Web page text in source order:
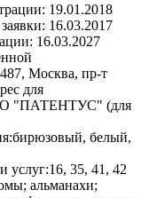
19.01.2018
16.03.2017
16.03.2027
Москва, пр-т
для
"ПАТЕНТУС" (для
бирюзовый, белый,
услуг:16, 35, 41, 42
подставки для пивных кружек; подставки для ручек и карандашей; подставки для фотографий; подушечки для стирания; подушечки чернильные; подушечки штемпельные; полосы клейкие для скрепления переплетов [переплетное дело]; полотенца для рук бумажные; полотно для нанесения краски в машинах для репродуцирования документов; полотно для нанесения краски в множительных аппаратах; полотно для переплетных работ; полотно клейкое для канцелярских целей; полотно офсетное нетекстильное; портреты; пресс-папье; приборы письменные; приборы чернильные; принадлежности для художников и материалы для рисования; принадлежности конторские, за исключением мебели; принадлежности письменные; принадлежности пишущие; принадлежности чертежные; принадлежности школьные [канцелярские товары]; приспособления для подачи клейкой ленты [офисные принадлежности]; приспособления для приклеивания этикеток ручные; продукция печатная; произведения искусства литографические; проспекты; расписания печатные; регистры; реглеты типографские; реестры; резинки для стирания; резинки офисные; рейсшины чертежные; репродукции графические; ручки перьевые; ручки-маркеры [канцелярские принадлежности]; салфетки бумажные для снятия макияжа; салфетки косметические бумажные; салфетки под столовые приборы бумажные; салфетки столовые бумажные; скатерти бумажные; скобы канцелярские; скоросшиватели [канцелярские принадлежности]; скребки офисные [принадлежности для подчистки текста]; скрепки для бумаги; скрепки канцелярские; средства для стирания; срезы биологические для исследования под микроскопом [материалы обучающие]; срезы гистологические для обучения; стеатит [мел портновский]; стерки для доски; столы наборные [печатное дело]; сургуч; таблицы вычислительные; табло из бумаги или картона для объявлений; тетради; ткани для переплетных работ; товары писчебумажные; точилки для карандашей электрические или неэлектрические; транспаранты [канцелярские товары]; трафареты для рисования; тубусы картонные; тушь; увлажнители [офисные принадлежности]; увлажнители для поверхностей [офисные принадлежности]; угольники чертежные; указки неэлектронные; упаковки для бутылок бумажные или картонные; устройства для запечатывания конвертов конторские; устройства для запечатывания конторские; устройства для изготовления виньеток; устройства для наклеивания фотографий; устройства для скрепления скобами [конторские принадлежности]; учебники [пособия]; учебные материалы и наглядные пособия; фигурки [статуэтки] из папье-маше; фильтры бумажные для кофе; флаги бумажные; флаеры; фольга; формы для моделирования из глины [материалы для художников]; фотогравюры; фотографии [отпечатанные]; фотоснимки; футляры для трафаретов; холсты для картин; хромолитографии; циркули чертежные; цифры [литеры типографские]; чашечки для разведения акварельных красок для художников; чернила; чернила для исправлений [гелиография]